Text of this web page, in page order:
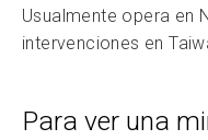
Usualmente opera en
intervenciones en
Para ver una